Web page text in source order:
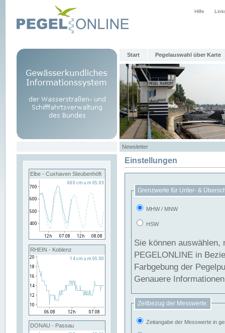
Hilfe
Start Pegelauswahl über Karte
Newsletter
Elbe - Cuxhaven Steubenhöft
RHEIN - Koblenz
DONAU - Passau
Einstellungen
Grenzwerte für Unter- &
MHW / MNW
HSW
Sie können
PEGELONLINE in Beziehung
Farbgebung der
Genauere
Zeitbezug der Messwerte:
Zeitangabe der Messwerte in